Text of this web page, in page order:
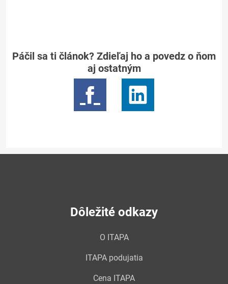
Páčil sa ti článok? Zdieľaj ho a povedz o ňom
aj ostatným
Dôležité odkazy
O ITAPA
ITAPA podujatia
Cena ITAPA